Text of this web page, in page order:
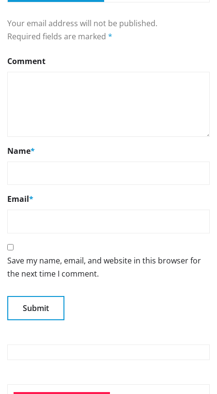
Your email address will not be published.
Required fields are marked *
Comment
Name*
Email*
Save my name, email, and website in this browser for
the next time I comment.